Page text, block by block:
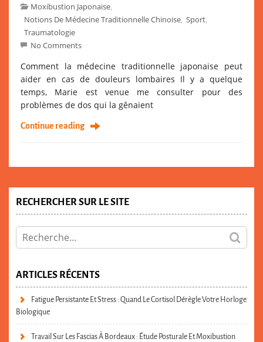
Moxibustion Japonaise
Notions De Médecine Traditionnelle Chinoise Sport
Traumatologie
No Comments
Comment la médecine traditionnelle japonaise peut
aider en cas de douleurs lombaires Il y a quelque
temps, Marie est venue me consulter pour des
problèmes de dos qui la gênaient
Continue reading
RECHERCHER SUR LE SITE
ARTICLES RÉCENTS
Fatigue Persistante Et Stress : Quand Le Cortisol Dérègle Votre Horloge
Biologique
Travail Sur Les Fascias À Bordeaux : Étude Posturale Et Moxibustion